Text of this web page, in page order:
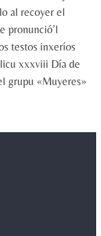
al recoyer el
pronunció’l
testos inxeríos
xxxviii Día de
grupu «Muyeres»